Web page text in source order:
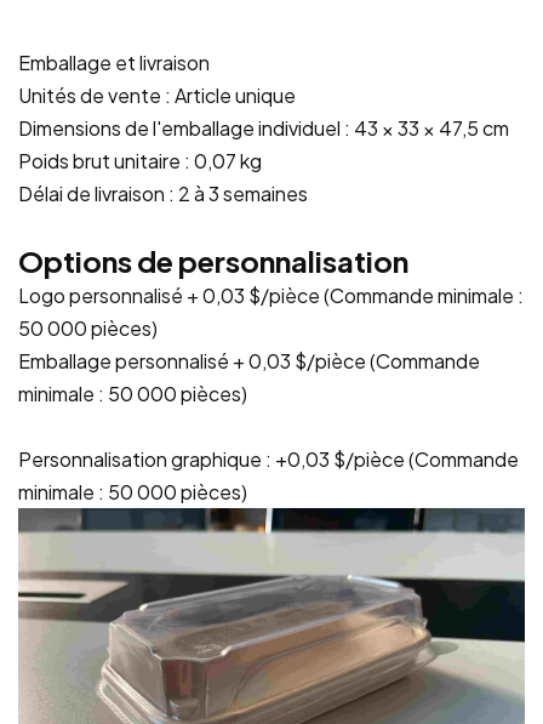
Emballage et livraison
Unités de vente : Article unique
Dimensions de l'emballage individuel : 43 × 33 × 47,5 cm
Poids brut unitaire : 0,07 kg
Délai de livraison : 2 à 3 semaines
Options de personnalisation
Logo personnalisé + 0,03 $/pièce (Commande minimale :
50 000 pièces)
Emballage personnalisé + 0,03 $/pièce (Commande
minimale : 50 000 pièces)
Personnalisation graphique : +0,03 $/pièce (Commande
minimale : 50 000 pièces)